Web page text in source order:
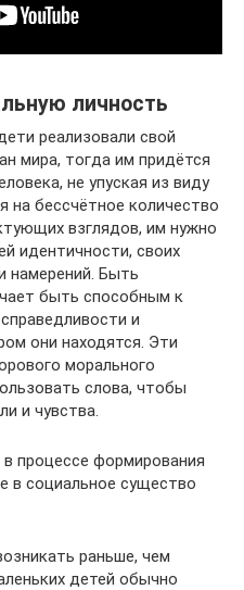
личность
реализовали свой
мира, тогда им придётся
не упуская из виду
на бессчётное количество
взглядов, им нужно
идентичности, своих
намерений. Быть
быть способным к
и
они находятся. Эти
морального
слова, чтобы
и чувства.
процессе формирования
в социальное существо
раньше, чем
детей обычно